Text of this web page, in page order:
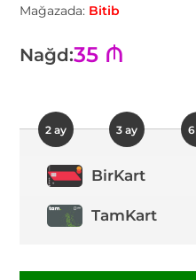
Mağazada: Bitib
Nağd:35 ₼
2 ay 3 ay
BirKart
TamKart